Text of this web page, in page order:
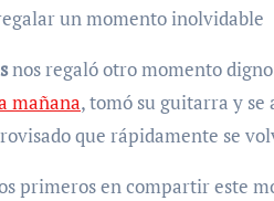
un momento inolvidable
nos regaló otro momento
mañana, tomó su guitarra y se
que rápidamente se
primeros en compartir este